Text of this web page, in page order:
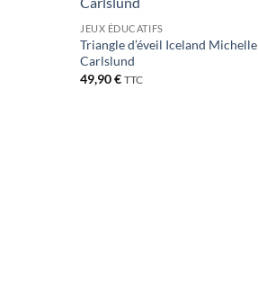
JEUX ÉDUCATIFS
Triangle d’éveil Iceland Michelle
Carlslund
49,90€ TTC